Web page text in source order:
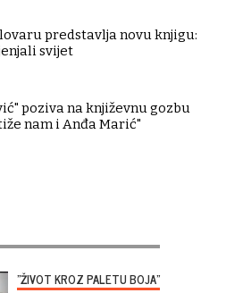
predstavlja novu knjigu:
svijet
poziva na književnu gozbu
nam i Anđa Marić"
"ŽIVOT KROZ PALETU BOJA"